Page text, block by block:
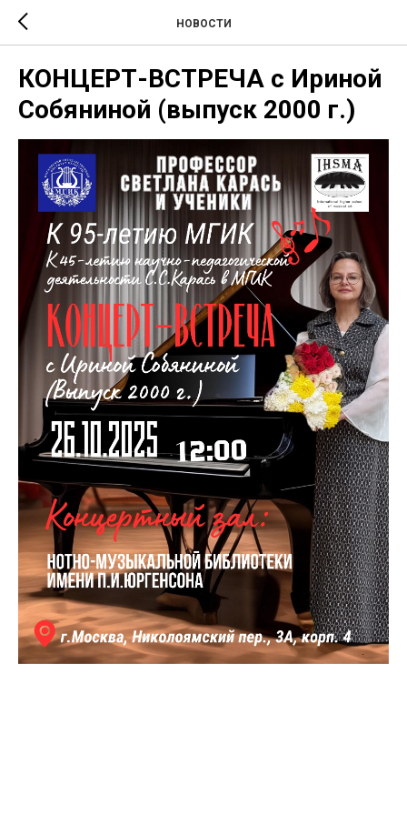
НОВОСТИ
КОНЦЕРТ-ВСТРЕЧА с Ириной
Собяниной (выпуск 2000 г.)